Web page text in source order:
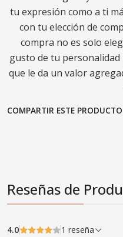
tu expresión como a ti
con tu elección de
compra no es solo
gusto de tu
que le da un valor
COMPARTIR ESTE PRODUCTO
Reseñas de
4.0 1 reseña